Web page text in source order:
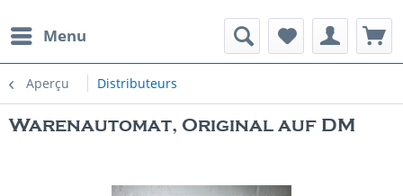
Menu
Aperçu Distributeurs
Warenautomat, Original auf DM